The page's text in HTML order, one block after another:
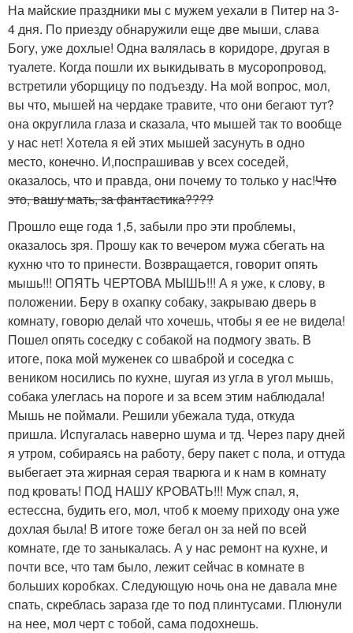
На майские праздники мы с мужем уехали в Питер на 3-
4 дня. По приезду обнаружили еще две мыши, слава
Богу, уже дохлые! Одна валялась в коридоре, другая в
туалете. Когда пошли их выкидывать в мусоропровод,
встретили уборщицу по подъезду. На мой вопрос, мол,
вы что, мышей на чердаке травите, что они бегают тут?
она округлила глаза и сказала, что мышей так то вообще
у нас нет! Хотела я ей этих мышей засунуть в одно
место, конечно. И,поспрашивав у всех соседей,
оказалось, что и правда, они почему то только у нас!Что
это, вашу мать, за фантастика????
Прошло еще года 1,5, забыли про эти проблемы,
оказалось зря. Прошу как то вечером мужа сбегать на
кухню что то принести. Возвращается, говорит опять
мышь!!! ОПЯТЬ ЧЕРТОВА МЫШЬ!!! А я уже, к слову, в
положении. Беру в охапку собаку, закрываю дверь в
комнату, говорю делай что хочешь, чтобы я ее не видела!
Пошел опять соседку с собакой на подмогу звать. В
итоге, пока мой муженек со шваброй и соседка с
веником носились по кухне, шугая из угла в угол мышь,
собака улеглась на пороге и за всем этим наблюдала!
Мышь не поймали. Решили убежала туда, откуда
пришла. Испугалась наверно шума и тд. Через пару дней
я утром, собираясь на работу, беру пакет с пола, и оттуда
выбегает эта жирная серая тварюга и к нам в комнату
под кровать! ПОД НАШУ КРОВАТЬ!!! Муж спал, я,
естессна, будить его, мол, чтоб к моему приходу она уже
дохлая была! В итоге тоже бегал он за ней по всей
комнате, где то заныкалась. А у нас ремонт на кухне, и
почти все, что там было, лежит сейчас в комнате в
больших коробках. Следующую ночь она не давала мне
спать, скреблась зараза где то под плинтусами. Плюнули
на нее, мол черт с тобой, сама подохнешь.